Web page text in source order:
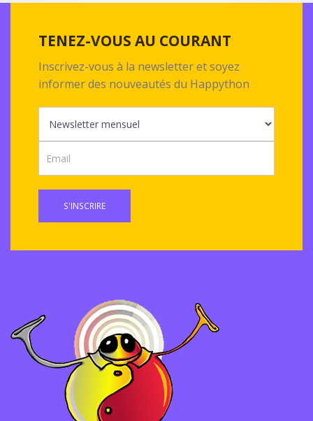
TENEZ-VOUS AU COURANT
Inscrivez-vous à la newsletter et soyez
informer des nouveautés du Happython
S'INSCRIRE